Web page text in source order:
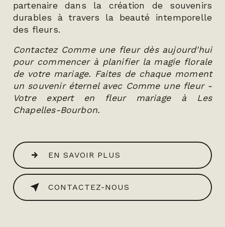
partenaire dans la création de souvenirs
durables à travers la beauté intemporelle
des fleurs.
Contactez Comme une fleur dès aujourd'hui
pour commencer à planifier la magie florale
de votre mariage. Faites de chaque moment
un souvenir éternel avec Comme une fleur -
Votre expert en fleur mariage à Les
Chapelles-Bourbon.
EN SAVOIR PLUS
CONTACTEZ-NOUS